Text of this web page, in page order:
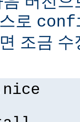
로
조금